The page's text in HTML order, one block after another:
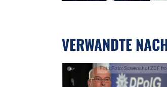
VERWANDTE
Foto:Foto: Screenshot ZDF